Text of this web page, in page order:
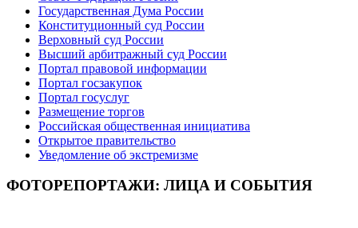
Государственная Дума России
Конституционный суд России
Верховный суд России
Высший арбитражный суд России
Портал правовой информации
Портал госзакупок
Портал госуслуг
Размещение торгов
Российская общественная инициатива
Открытое правительство
Уведомление об экстремизме
ФОТОРЕПОРТАЖИ: ЛИЦА И СОБЫТИЯ